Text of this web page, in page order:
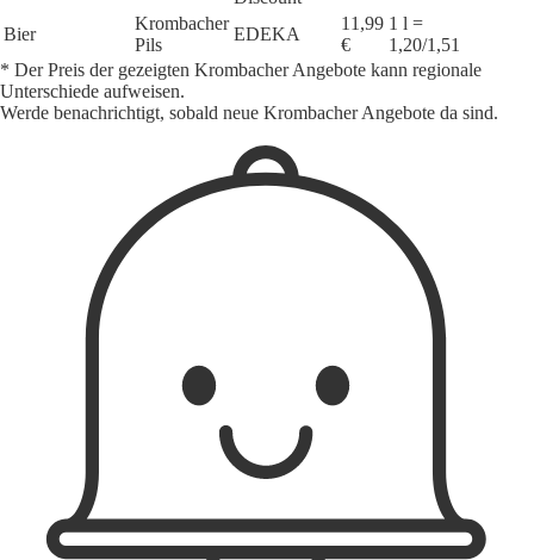
Bier
Krombacher
Pils
EDEKA
11,99
€
1 l =
1,20/1,51
* Der Preis der gezeigten Krombacher Angebote kann regionale
Unterschiede aufweisen.
Werde benachrichtigt, sobald neue Krombacher Angebote da sind.